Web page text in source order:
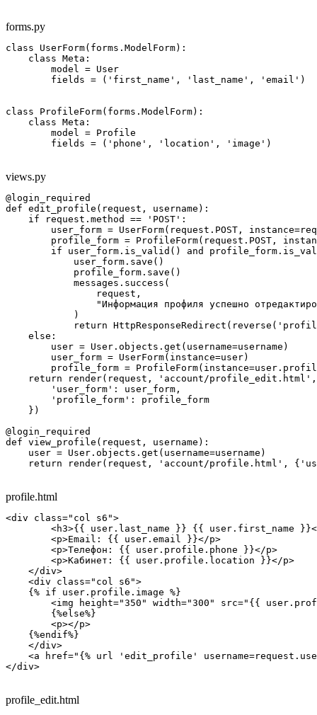
forms.py
class UserForm(forms.ModelForm):
    class Meta:
        model = User
        fields = ('first_name', 'last_name', 'email')
class ProfileForm(forms.ModelForm):
    class Meta:
        model = Profile
        fields = ('phone', 'location', 'image')
views.py
@login_required
def edit_profile(request, username):
    if request.method == 'POST':
user_form = UserForm(request.POST,
profile_form = ProfileForm(request.POST,
if user_form.is_valid() and
            user_form.save()
            profile_form.save()
            messages.success(
                request,
"Информация профиля успешно
            )
return
    else:
        user = User.objects.get(username=username)
        user_form = UserForm(instance=user)
profile_form =
return render(request, 'account/
        'user_form': user_form,
        'profile_form': profile_form
    })
@login_required
def view_profile(request, username):
    user = User.objects.get(username=username)
return render(request, 'account/profile.html',
profile.html
<div class="col s6">
<h3>{{ user.last_name }} {{ user.first_name
        <p>Email: {{ user.email }}</p>
        <p>Телефон: {{ user.profile.phone }}</p>
        <p>Кабинет: {{ user.profile.location }}</p>
    </div>
    <div class="col s6">
    {% if user.profile.image %}
<img height="350" width="300" src="{{
        {%else%}
        <p></p>
    {%endif%}
    </div>
<a href="{% url 'edit_profile'
</div>
profile_edit.html